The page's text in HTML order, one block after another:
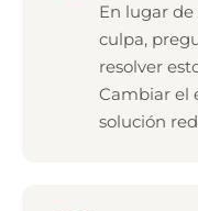
En lugar
culpa,
resolver
Cambiar el
solución